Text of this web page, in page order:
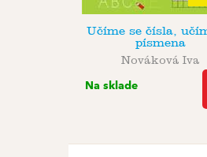
Učíme se čísla,
písmena
Nováková Iva
Na sklade